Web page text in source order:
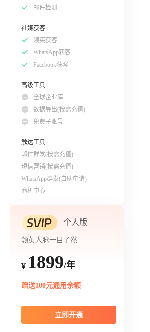
邮件检测
社媒获客
领英获客
WhatsApp获客
Facebook获客
高级工具
全球企业库
数据导出(按需充值)
免费子账号
触达工具
邮件群发(按需充值)
短信营销(按需充值)
WhatsApp群发(自助申请)
商机中心
个人版
领英人脉一目了然
¥ 1899/年
赠送100元通用余额
立即开通